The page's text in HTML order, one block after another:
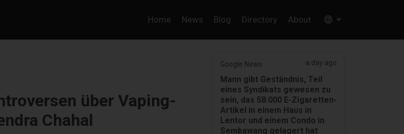
Home News Blog Directory About
über Vaping-
Chahal
Google News a day ago
Mann gibt Geständnis, Teil
eines Syndikats gewesen zu
sein, das 58.000 E-Zigaretten-
Artikel in einem Haus in
Lentor und einem Condo in
Sembawang gelagert hat